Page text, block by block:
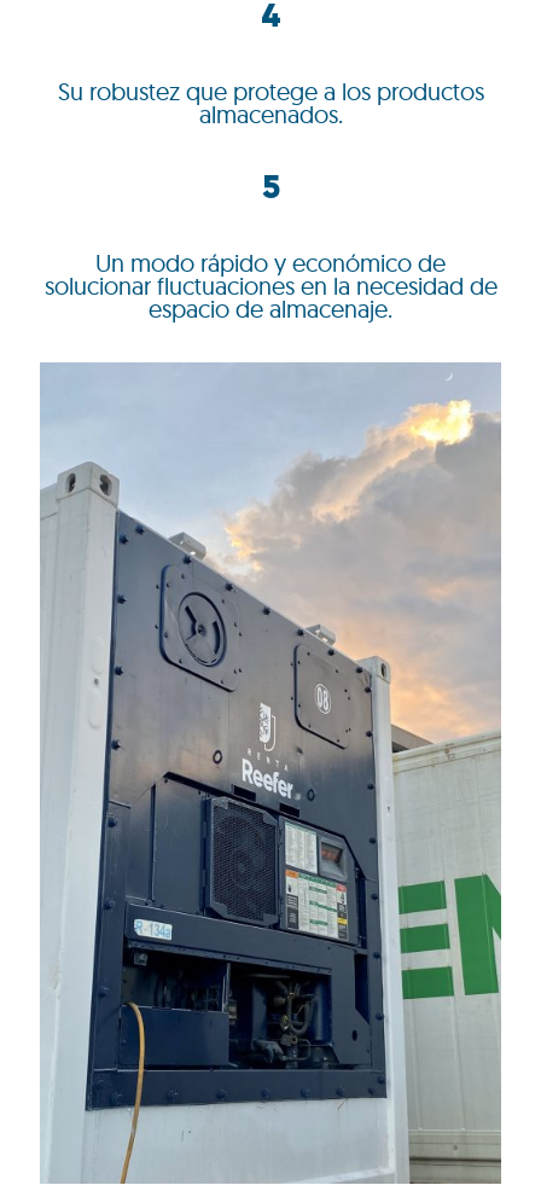
4
Su robustez que protege a los productos
almacenados.
5
Un modo rápido y económico de
solucionar fluctuaciones en la necesidad de
espacio de almacenaje.